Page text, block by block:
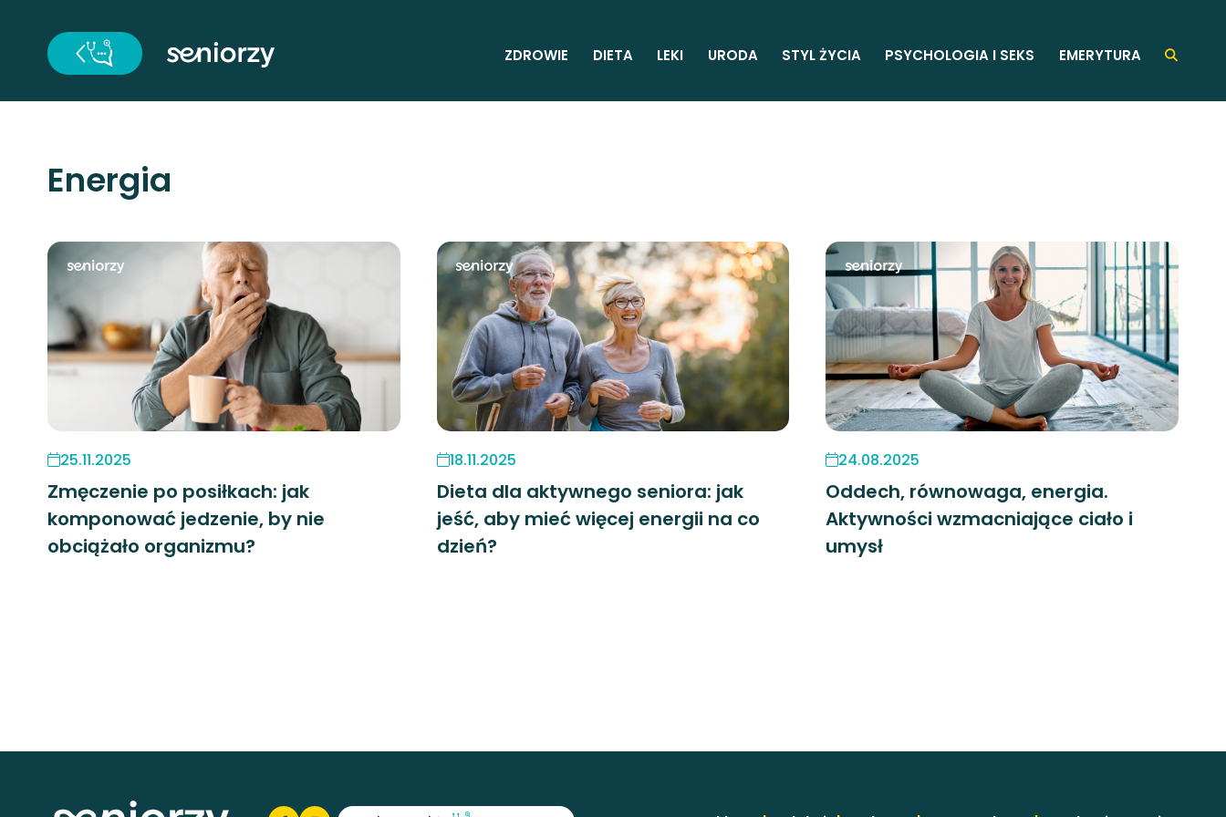
ZDROWIE DIETA LEKI URODA STYL ŻYCIA PSYCHOLOGIA I SEKS EMERYTURA
Energia
25.11.2025
Zmęczenie po posiłkach: jak
komponować jedzenie, by nie
obciążało organizmu?
18.11.2025
Dieta dla aktywnego seniora: jak
jeść, aby mieć więcej energii na co
dzień?
24.08.2025
Oddech, równowaga, energia.
Aktywności wzmacniające ciało i
umysł